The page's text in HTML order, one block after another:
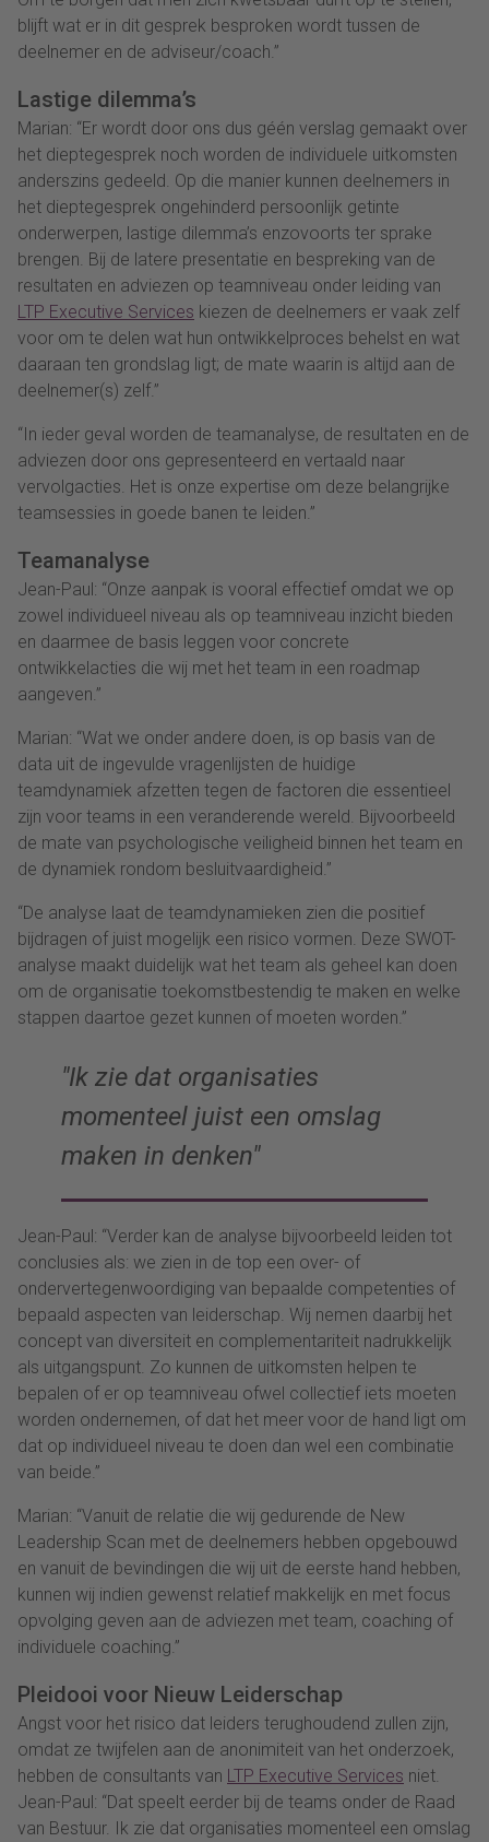
blijft wat er in dit gesprek besproken wordt tussen de
deelnemer en de adviseur/coach.”
Lastige dilemma’s
Marian: “Er wordt door ons dus géén verslag gemaakt over
het dieptegesprek noch worden de individuele uitkomsten
anderszins gedeeld. Op die manier kunnen deelnemers in
het dieptegesprek ongehinderd persoonlijk getinte
onderwerpen, lastige dilemma’s enzovoorts ter sprake
brengen. Bij de latere presentatie en bespreking van de
resultaten en adviezen op teamniveau onder leiding van
LTP Executive Services kiezen de deelnemers er vaak zelf
voor om te delen wat hun ontwikkelproces behelst en wat
daaraan ten grondslag ligt; de mate waarin is altijd aan de
deelnemer(s) zelf.”
“In ieder geval worden de teamanalyse, de resultaten en de
adviezen door ons gepresenteerd en vertaald naar
vervolgacties. Het is onze expertise om deze belangrijke
teamsessies in goede banen te leiden.”
Teamanalyse
Jean-Paul: “Onze aanpak is vooral effectief omdat we op
zowel individueel niveau als op teamniveau inzicht bieden
en daarmee de basis leggen voor concrete
ontwikkelacties die wij met het team in een roadmap
aangeven.”
Marian: “Wat we onder andere doen, is op basis van de
data uit de ingevulde vragenlijsten de huidige
teamdynamiek afzetten tegen de factoren die essentieel
zijn voor teams in een veranderende wereld. Bijvoorbeeld
de mate van psychologische veiligheid binnen het team en
de dynamiek rondom besluitvaardigheid.”
“De analyse laat de teamdynamieken zien die positief
bijdragen of juist mogelijk een risico vormen. Deze SWOT-
analyse maakt duidelijk wat het team als geheel kan doen
om de organisatie toekomstbestendig te maken en welke
stappen daartoe gezet kunnen of moeten worden.”
Ik zie dat organisaties
momenteel juist een omslag
maken in denken
Jean-Paul: “Verder kan de analyse bijvoorbeeld leiden tot
conclusies als: we zien in de top een over- of
ondervertegenwoordiging van bepaalde competenties of
bepaald aspecten van leiderschap. Wij nemen daarbij het
concept van diversiteit en complementariteit nadrukkelijk
als uitgangspunt. Zo kunnen de uitkomsten helpen te
bepalen of er op teamniveau ofwel collectief iets moeten
worden ondernemen, of dat het meer voor de hand ligt om
dat op individueel niveau te doen dan wel een combinatie
van beide.”
Marian: “Vanuit de relatie die wij gedurende de New
Leadership Scan met de deelnemers hebben opgebouwd
en vanuit de bevindingen die wij uit de eerste hand hebben,
kunnen wij indien gewenst relatief makkelijk en met focus
opvolging geven aan de adviezen met team, coaching of
individuele coaching.”
Pleidooi voor Nieuw Leiderschap
Angst voor het risico dat leiders terughoudend zullen zijn,
omdat ze twijfelen aan de anonimiteit van het onderzoek,
hebben de consultants van LTP Executive Services niet.
Jean-Paul: “Dat speelt eerder bij de teams onder de Raad
van Bestuur. Ik zie dat organisaties momenteel een omslag